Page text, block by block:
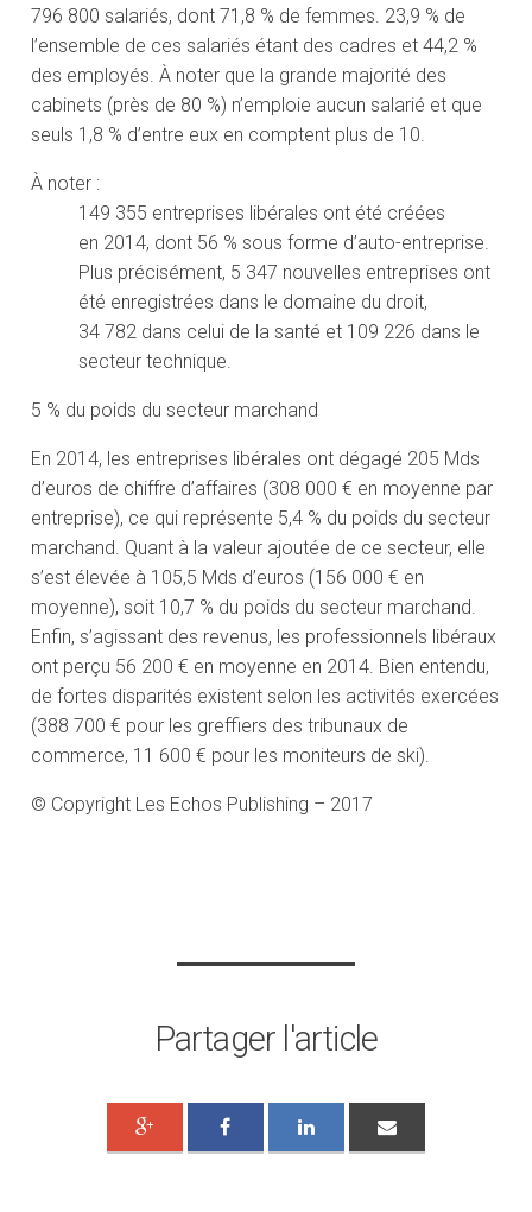
796 800 salariés, dont 71,8 % de femmes. 23,9 % de
l’ensemble de ces salariés étant des cadres et 44,2 %
des employés. À noter que la grande majorité des
cabinets (près de 80 %) n’emploie aucun salarié et que
seuls 1,8 % d’entre eux en comptent plus de 10.
À noter :
149 355 entreprises libérales ont été créées
en 2014, dont 56 % sous forme d’auto-entreprise.
Plus précisément, 5 347 nouvelles entreprises ont
été enregistrées dans le domaine du droit,
34 782 dans celui de la santé et 109 226 dans le
secteur technique.
5 % du poids du secteur marchand
En 2014, les entreprises libérales ont dégagé 205 Mds
d’euros de chiffre d’affaires (308 000 € en moyenne par
entreprise), ce qui représente 5,4 % du poids du secteur
marchand. Quant à la valeur ajoutée de ce secteur, elle
s’est élevée à 105,5 Mds d’euros (156 000 € en
moyenne), soit 10,7 % du poids du secteur marchand.
Enfin, s’agissant des revenus, les professionnels libéraux
ont perçu 56 200 € en moyenne en 2014. Bien entendu,
de fortes disparités existent selon les activités exercées
(388 700 € pour les greffiers des tribunaux de
commerce, 11 600 € pour les moniteurs de ski).
© Copyright Les Echos Publishing – 2017
Partager l'article